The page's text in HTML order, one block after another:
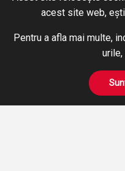
acest site web,
Pentru a afla mai multe,
hidromix@hidromix.com
NE GĂSIȚI ȘI PE